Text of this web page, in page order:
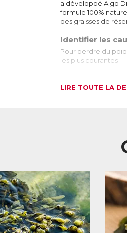
a développé Algo
formule 100%
des graisses de
Identifier les
Pour perdre du
les plus courantes :
En effet lorsque
réserves de graisse
Trop de graisses
Les graisses
mais en excès, elles
cholestérol dans le
Limiter l’absorption
LIRE TOUTE LA